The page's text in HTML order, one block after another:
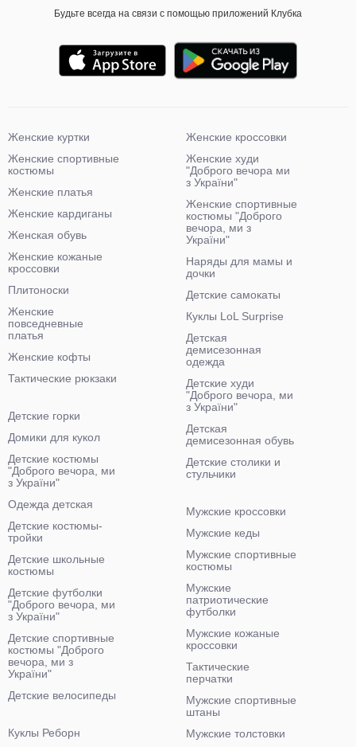
Будьте всегда на связи с помощью приложений Клубка
Женские куртки
Женские спортивные
костюмы
Женские платья
Женские кардиганы
Женская обувь
Женские кожаные
кроссовки
Плитоноски
Женские
повседневные
платья
Женские кофты
Тактические рюкзаки
Женские кроссовки
Женские худи
"Доброго вечора ми
з України"
Женские спортивные
костюмы "Доброго
вечора, ми з
України"
Наряды для мамы и
дочки
Детские самокаты
Куклы LoL Surprise
Детская
демисезонная
одежда
Детские худи
"Доброго вечора, ми
з України"
Детская
демисезонная обувь
Детские столики и
стульчики
Детские горки
Домики для кукол
Детские костюмы
"Доброго вечора, ми
з України"
Одежда детская
Детские костюмы-
тройки
Детские школьные
костюмы
Детские футболки
"Доброго вечора, ми
з України"
Детские спортивные
костюмы "Доброго
вечора, ми з
України"
Детские велосипеды
Мужские кроссовки
Мужские кеды
Мужские спортивные
костюмы
Мужские
патриотические
футболки
Мужские кожаные
кроссовки
Тактические
перчатки
Мужские спортивные
штаны
Мужские толстовки
Куклы Реборн